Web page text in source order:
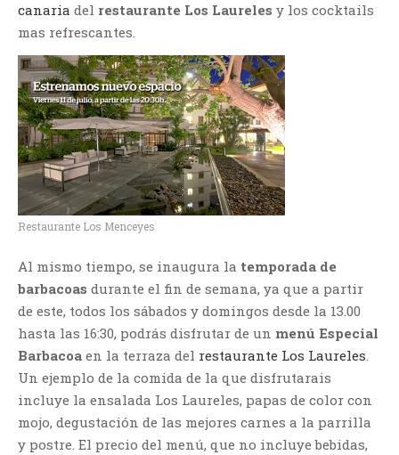
canaria del restaurante Los Laureles y los cocktails
mas refrescantes.
Restaurante Los Menceyes
Al mismo tiempo, se inaugura la temporada de
barbacoas durante el fin de semana, ya que a partir
de este, todos los sábados y domingos desde la 13.00
hasta las 16:30, podrás disfrutar de un menú Especial
Barbacoa en la terraza del restaurante Los Laureles
Un ejemplo de la comida de la que disfrutarais
incluye la ensalada Los Laureles, papas de color con
mojo, degustación de las mejores carnes a la parrilla
y postre. El precio del menú, que no incluye bebidas,